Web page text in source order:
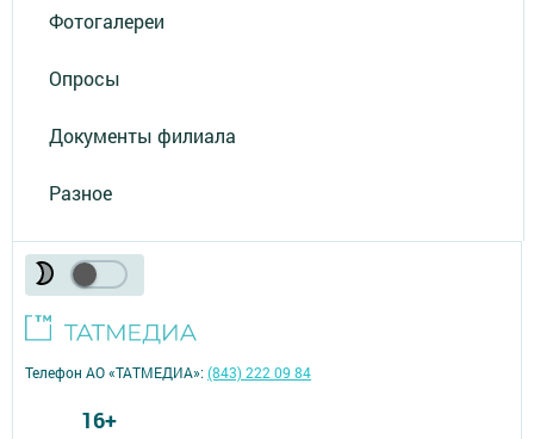
Фотогалереи
Опросы
Документы филиала
Разное
Телефон АО «ТАТМЕДИА»:(843) 222 09 84
16+